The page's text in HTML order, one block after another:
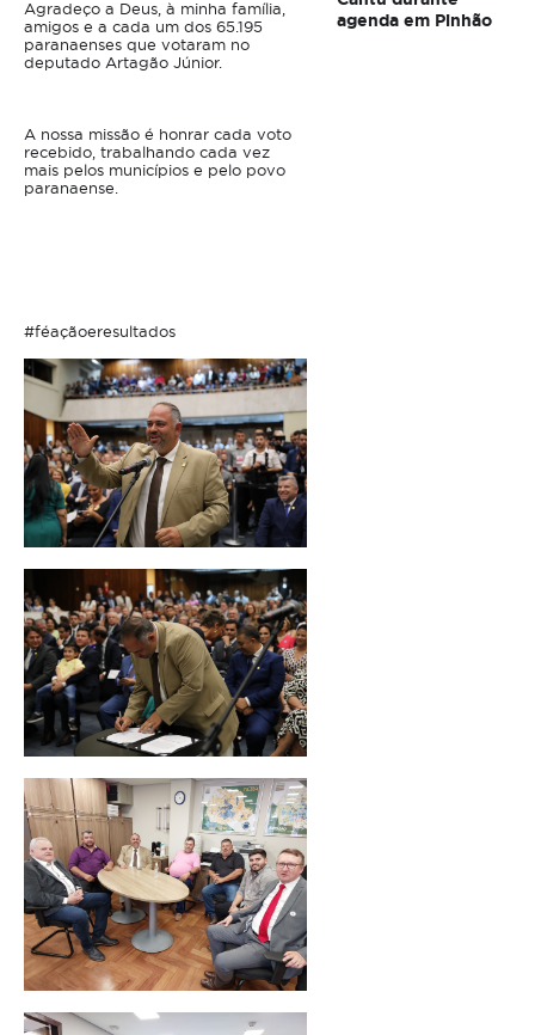
Agradeço a Deus, à minha família,
amigos e a cada um dos 65.195
paranaenses que votaram no
deputado Artagão Júnior.
A nossa missão é honrar cada voto
recebido, trabalhando cada vez
mais pelos municípios e pelo povo
paranaense.
#féaçãoeresultados
agenda em Pinhão